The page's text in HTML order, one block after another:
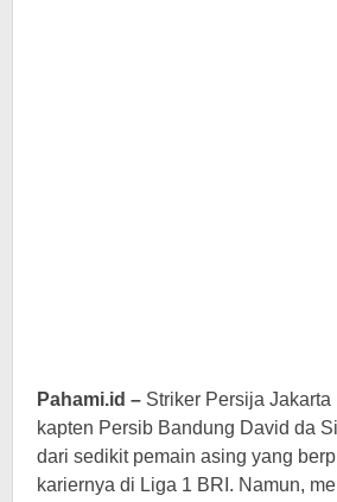
Pahami.id – Striker Persija
kapten Persib Bandung David da
dari sedikit pemain asing yang
kariernya di Liga 1 BRI. Namun,